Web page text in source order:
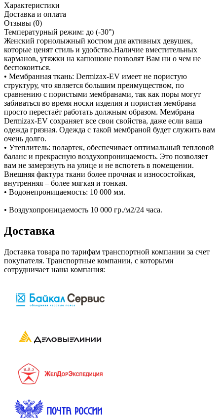
Характеристики
Доставка и оплата
Отзывы (0)
Температурный режим: до (-30°)
Женский горнолыжный костюм для активных девушек,
которые ценят стиль и удобство.Наличие вместительных
карманов, утяжки на капюшоне позволят Вам ни о чем не
беспокоиться.
• Мембранная ткань: Dermizax-EV имеет не пористую
структуру, что является большим преимуществом, по
сравнению с пористыми мембранами, так как поры могут
забиваться во время носки изделия и пористая мембрана
просто перестаёт работать должным образом. Мембрана
Dermizax-EV сохраняет все свои свойства, даже если ваша
одежда грязная. Одежда с такой мембраной будет служить вам
очень долго.
• Утеплитель: полартек, обеспечивает оптимальный тепловой
баланс и прекрасную воздухопроницаемость. Это позволяет
вам не замерзнуть на улице и не вспотеть в помещении.
Внешняя фактура ткани более прочная и износостойкая,
внутренняя – более мягкая и тонкая.
• Водонепроницаемость: 10 000 мм.
• Воздухопроницаемость 10 000 гр./м2/24 часа.
Доставка
Доставка товара по тарифам транспортной компании за счет
покупателя. Транспортные компании, с которыми
сотрудничает наша компания: